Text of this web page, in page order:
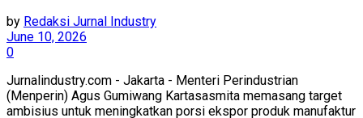
by Redaksi Jurnal Industry
June 10, 2026
0
Jurnalindustry.com - Jakarta - Menteri Perindustrian
(Menperin) Agus Gumiwang Kartasasmita memasang target
ambisius untuk meningkatkan porsi ekspor produk manufaktur